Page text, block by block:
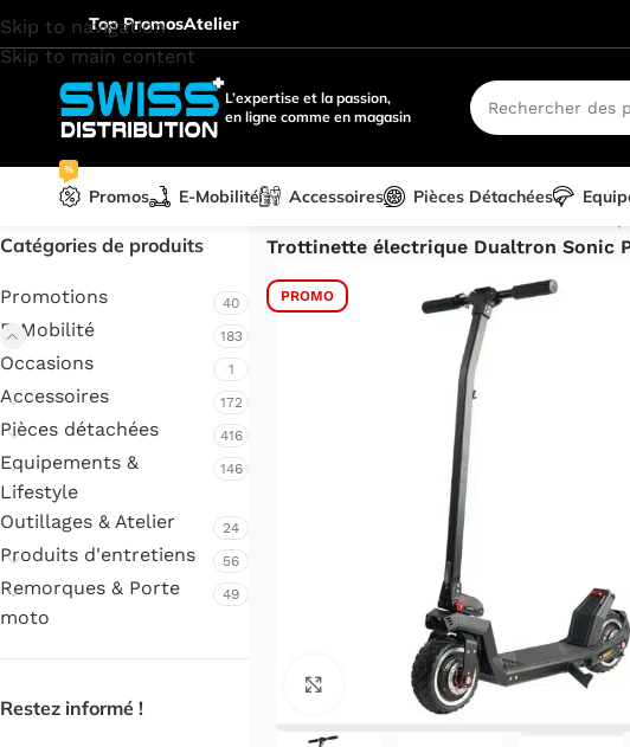
Skip to navigation
Skip to main content
Top PromosAtelier
L’expertise et la passion,
en ligne comme en magasin
Promos
%
E-Mobilité Accessoires Pièces Détachées
Catégories de produits
Promotions 40
E-Mobilité 183
Occasions 1
Accessoires 172
Pièces détachées 416
Equipements &
Lifestyle
146
Outillages & Atelier 24
Produits d'entretiens 56
Remorques & Porte
moto
49
Restez informé !
Trottinette électrique Dualtron Sonic
PROMO
Cliquez pour agrandir.